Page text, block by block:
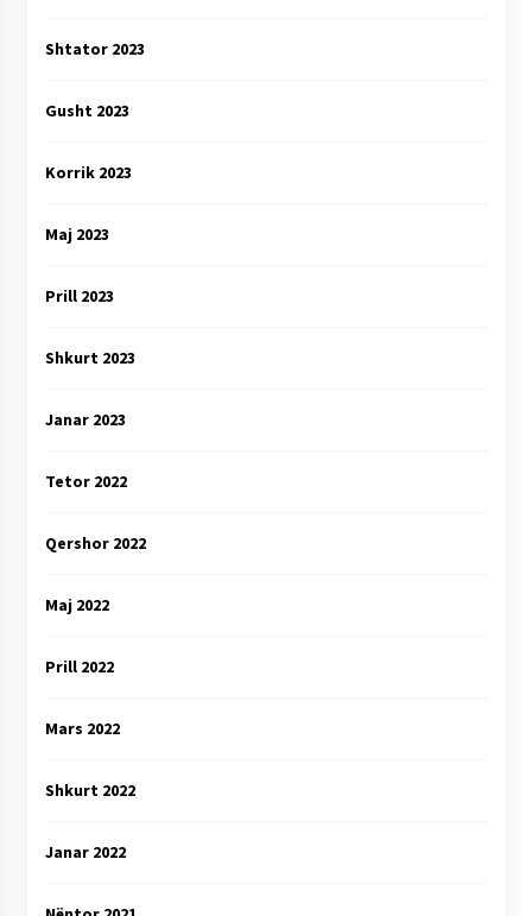
Shtator 2023
Gusht 2023
Korrik 2023
Maj 2023
Prill 2023
Shkurt 2023
Janar 2023
Tetor 2022
Qershor 2022
Maj 2022
Prill 2022
Mars 2022
Shkurt 2022
Janar 2022